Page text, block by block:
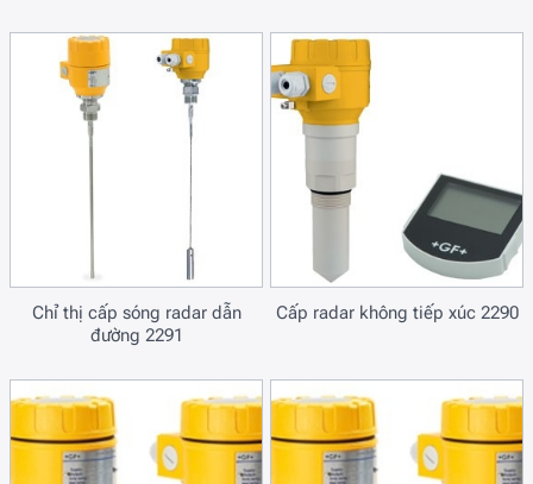
Chỉ thị cấp sóng radar dẫn
đường 2291
Cấp radar không tiếp xúc 2290